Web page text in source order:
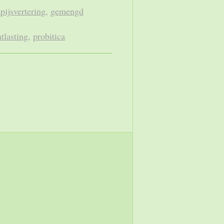
, gemengd
, probitica